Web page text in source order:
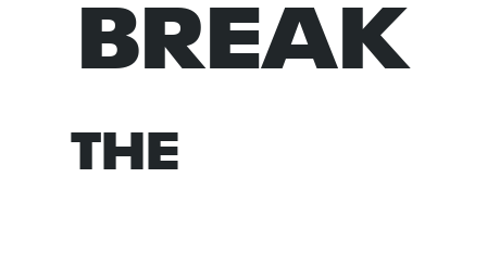
BREAK
THENORM